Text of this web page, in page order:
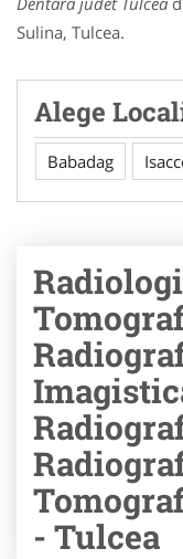
Sulina, Tulcea.
Alege
Babadag
- Tulcea